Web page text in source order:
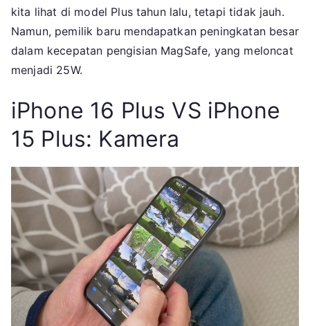
kita lihat di model Plus tahun lalu, tetapi tidak jauh.
Namun, pemilik baru mendapatkan peningkatan besar
dalam kecepatan pengisian MagSafe, yang meloncat
menjadi 25W.
iPhone 16 Plus VS iPhone
15 Plus: Kamera